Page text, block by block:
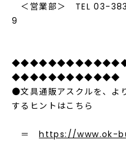
＜営業部＞ TEL 03-
9
◆◆◆◆◆◆◆◆◆◆◆◆
●文具通販アスクルを、よ
するヒントはこちら
＝https://www.ok-